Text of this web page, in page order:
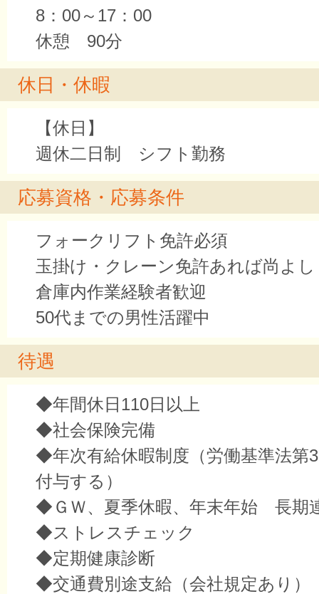
8：00～17：00
休憩 90分
休日・休暇
【休日】
週休二日制 シフト勤務
応募資格・応募条件
フォークリフト免許必須
玉掛け・クレーン免許あれば尚よし
倉庫内作業経験者歓迎
50代までの男性活躍中
待遇
◆年間休日110日以上
◆社会保険完備
◆年次有給休暇制度（労働基準法第
付与する）
◆ＧＷ、夏季休暇、年末年始 長期
◆ストレスチェック
◆定期健康診断
◆交通費別途支給（会社規定あり）